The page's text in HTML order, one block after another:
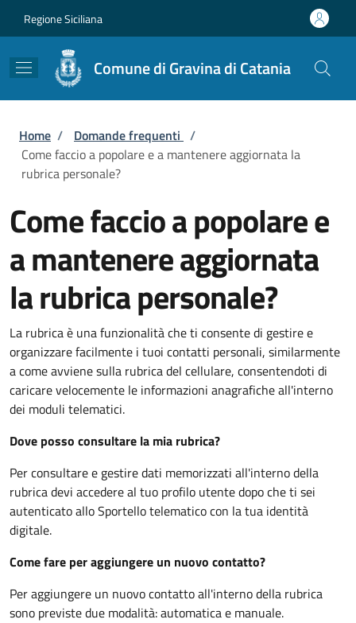
Regione Siciliana
Comune di Gravina di Catania
Briciole di pane
Home / Domande frequenti /
Come faccio a popolare e a mantenere aggiornata la
rubrica personale?
Come faccio a popolare e
a mantenere aggiornata
la rubrica personale?
La rubrica è una funzionalità che ti consente di gestire e
organizzare facilmente i tuoi contatti personali, similarmente
a come avviene sulla rubrica del cellulare, consentendoti di
caricare velocemente le informazioni anagrafiche all'interno
dei moduli telematici.
Dove posso consultare la mia rubrica?
Per consultare e gestire dati memorizzati all'interno della
rubrica devi accedere al tuo profilo utente dopo che ti sei
autenticato allo Sportello telematico con la tua identità
digitale.
Come fare per aggiungere un nuovo contatto?
Per aggiungere un nuovo contatto all'interno della rubrica
sono previste due modalità: automatica e manuale.